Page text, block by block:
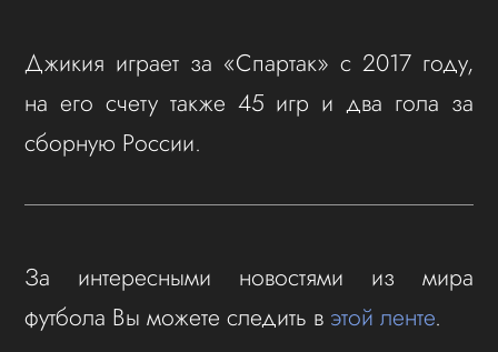
Джикия играет за «Спартак» с 2017 году,
на его счету также 45 игр и два гола за
сборную России.
За интересными новостями из мира
футбола Вы можете следить в этой ленте.